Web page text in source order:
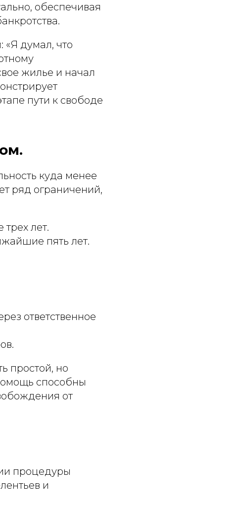
обеспечивая
думал, что
жилье и начал
пути к свободе
куда менее
ряд ограничений,
лет.
пять лет.
ответственное
простой, но
способны
от
процедуры
и